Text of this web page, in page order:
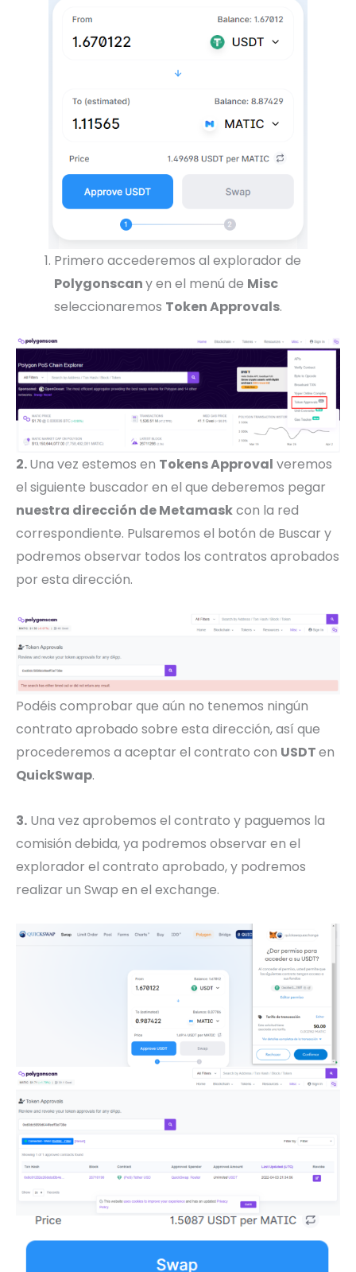
Primero accederemos al explorador de
Polygonscany en el menú de Misc
seleccionaremos Token Approvals.
2.Una vez estemos en Tokens Approval veremos
el siguiente buscador en el que deberemos pegar
nuestra dirección de Metamaskcon la red
correspondiente. Pulsaremos el botón de Buscar y
podremos observar todos los contratos aprobados
por esta dirección.
Podéis comprobar que aún no tenemos ningún
contrato aprobado sobre esta dirección, así que
procederemos a aceptar el contrato con USDTen
QuickSwap.
3. Una vez aprobemos el contrato y paguemos la
comisión debida, ya podremos observar en el
explorador el contrato aprobado, y podremos
realizar un Swap en el exchange.